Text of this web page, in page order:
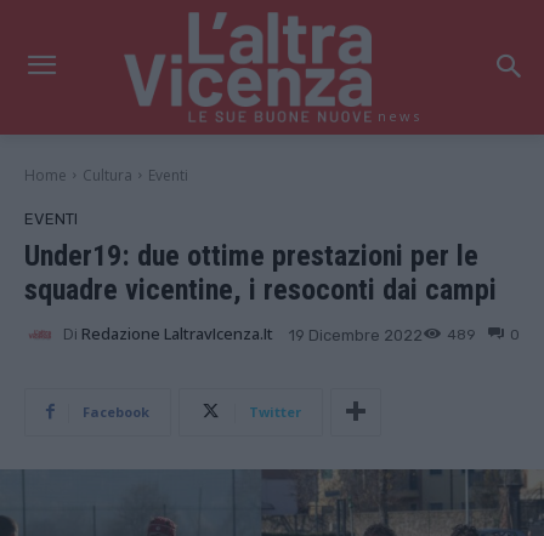
news
Home Cultura Eventi
EVENTI
Under19: due ottime prestazioni per le
squadre vicentine, i resoconti dai campi
Di Redazione LaltravIcenza.it 19 Dicembre 2022 0
489
Facebook Twitter